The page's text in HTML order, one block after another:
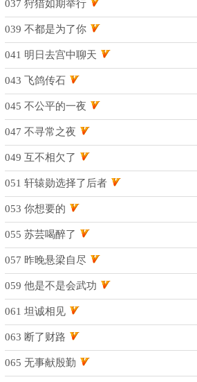
037 狩猎如期举行
039 不都是为了你
041 明日去宫中聊天
043 飞鸽传石
045 不公平的一夜
047 不寻常之夜
049 互不相欠了
051 轩辕勋选择了后者
053 你想要的
055 苏芸喝醉了
057 昨晚悬梁自尽
059 他是不是会武功
061 坦诚相见
063 断了财路
065 无事献殷勤